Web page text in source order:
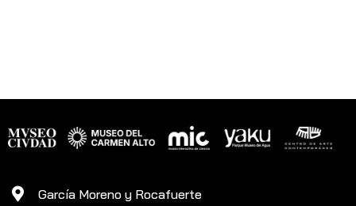
García Moreno y Rocafuerte